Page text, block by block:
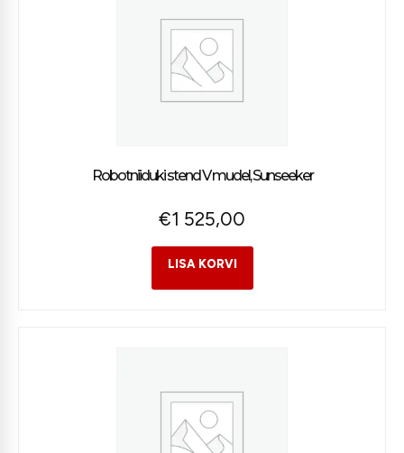
Robotniiduki stend V mudel, Sunseeker
€1 525,00